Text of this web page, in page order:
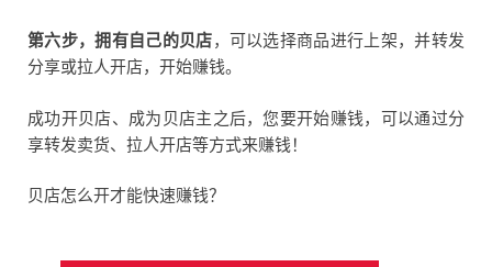
第六步，拥有自己的贝店 ，可以选择商品进行上架，并转发
分享或拉人开店，开始赚钱。
成功开贝店、成为贝店主之后，您要开始赚钱，可以通过分
享转发卖货、拉人开店等方式来赚钱！
贝店怎么开才能快速赚钱？